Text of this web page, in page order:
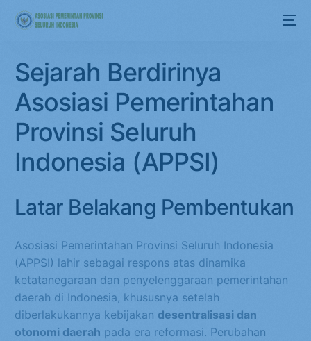
Sejarah Berdirinya
Asosiasi Pemerintahan
Provinsi Seluruh
Indonesia (APPSI)
Latar Belakang Pembentukan
Asosiasi Pemerintahan Provinsi Seluruh Indonesia
(APPSI) lahir sebagai respons atas dinamika
ketatanegaraan dan penyelenggaraan pemerintahan
daerah di Indonesia, khususnya setelah
diberlakukannya kebijakan desentralisasi dan
otonomi daerah pada era reformasi. Perubahan